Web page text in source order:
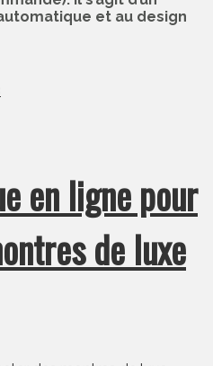
et au design
en ligne pour
de luxe